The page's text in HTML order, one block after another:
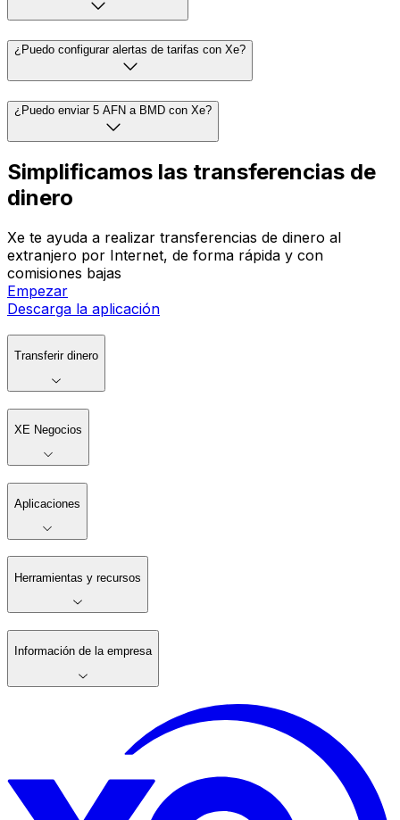
¿Puedo configurar alertas de tarifas con Xe?
¿Puedo enviar 5 AFN a BMD con Xe?
Simplificamos las transferencias de
dinero
Xe te ayuda a realizar transferencias de dinero al
extranjero por Internet, de forma rápida y con
comisiones bajas
Empezar
Descarga la aplicación
Transferir dinero
XE Negocios
Aplicaciones
Herramientas y recursos
Información de la empresa